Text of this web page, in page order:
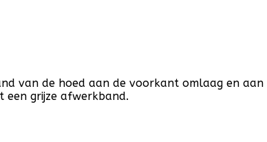
van de hoed aan de voorkant omlaag en
een grijze afwerkband.